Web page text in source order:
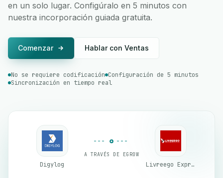
en un solo lugar. Configúralo en 5 minutos con
nuestra incorporación guiada gratuita.
Comenzar Hablar con Ventas
No se requiere codificación Configuración de 5 minutos
Sincronización en tiempo real
Digylog
A TRAVÉS DE EGROW
Livreego Expresse